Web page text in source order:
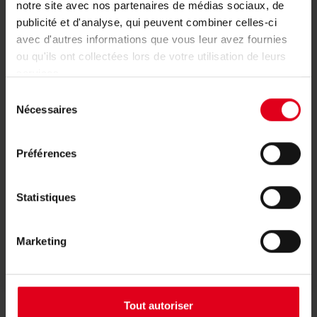
notre site avec nos partenaires de médias sociaux, de
publicité et d'analyse, qui peuvent combiner celles-ci
avec d'autres informations que vous leur avez fournies
ou qu'ils ont collectées lors de votre utilisation de leurs
Nécessaires
Préférences
Statistiques
Marketing
Tout autoriser
Présentation
R145XC | Séparateur de boues